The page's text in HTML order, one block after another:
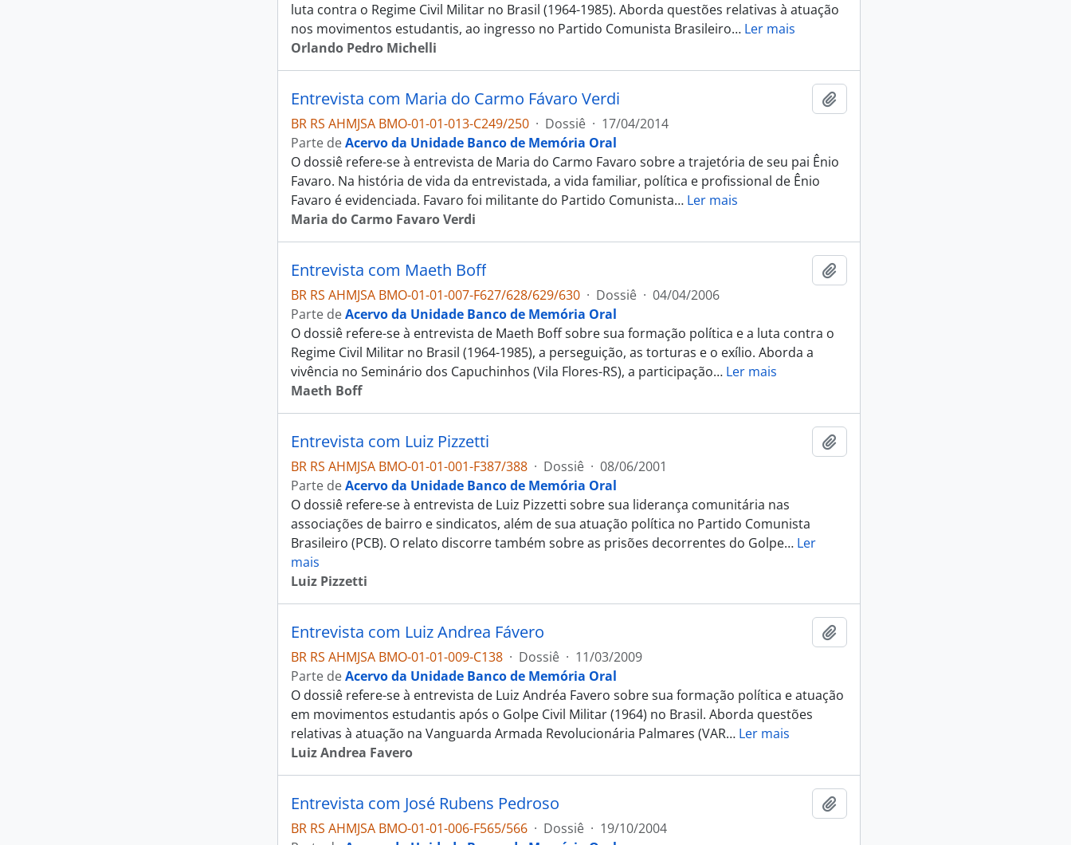
luta contra o Regime Civil Militar no Brasil (1964-1985). Aborda questões relativas à atuação
nos movimentos estudantis, ao ingresso no Partido Comunista Brasileiro… Ler mais
Orlando Pedro Michelli
Entrevista com Maria do Carmo Fávaro Verdi
BR RS AHMJSA BMO-01-01-013-C249/250 · Dossiê · 17/04/2014
Parte deAcervo da Unidade Banco de Memória Oral
O dossiê refere-se à entrevista de Maria do Carmo Favaro sobre a trajetória de seu pai Ênio
Favaro. Na história de vida da entrevistada, a vida familiar, política e profissional de Ênio
Favaro é evidenciada. Favaro foi militante do Partido Comunista… Ler mais
Maria do Carmo Favaro Verdi
Entrevista com Maeth Boff
BR RS AHMJSA BMO-01-01-007-F627/628/629/630 · Dossiê · 04/04/2006
Parte deAcervo da Unidade Banco de Memória Oral
O dossiê refere-se à entrevista de Maeth Boff sobre sua formação política e a luta contra o
Regime Civil Militar no Brasil (1964-1985), a perseguição, as torturas e o exílio. Aborda a
vivência no Seminário dos Capuchinhos (Vila Flores-RS), a participação… Ler mais
Maeth Boff
Entrevista com Luiz Pizzetti
BR RS AHMJSA BMO-01-01-001-F387/388 · Dossiê · 08/06/2001
Parte deAcervo da Unidade Banco de Memória Oral
O dossiê refere-se à entrevista de Luiz Pizzetti sobre sua liderança comunitária nas
associações de bairro e sindicatos, além de sua atuação política no Partido Comunista
Brasileiro (PCB). O relato discorre também sobre as prisões decorrentes do Golpe… Ler
mais
Luiz Pizzetti
Entrevista com Luiz Andrea Fávero
BR RS AHMJSA BMO-01-01-009-C138 · Dossiê · 11/03/2009
Parte deAcervo da Unidade Banco de Memória Oral
O dossiê refere-se à entrevista de Luiz Andréa Favero sobre sua formação política e atuação
em movimentos estudantis após o Golpe Civil Militar (1964) no Brasil. Aborda questões
relativas à atuação na Vanguarda Armada Revolucionária Palmares (VAR… Ler mais
Luiz Andrea Favero
Entrevista com José Rubens Pedroso
BR RS AHMJSA BMO-01-01-006-F565/566 · Dossiê · 19/10/2004